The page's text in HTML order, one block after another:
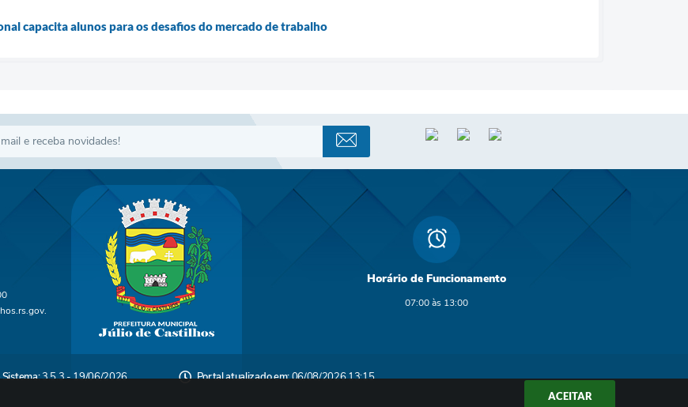
ACEITAR
capacita alunos para os desafios do mercado de trabalho
Horário de Funcionamento
07:00 às 13:00
Sistema:3.5.3 - 19/06/2026 Portal atualizado em:06/08/2026 13:15